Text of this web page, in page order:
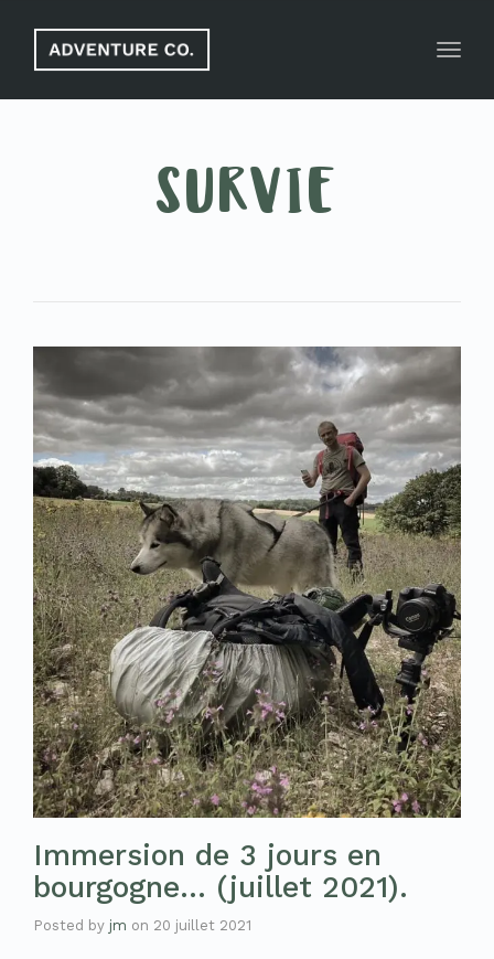
SURVIE
Immersion de 3 jours en
bourgogne… (juillet 2021).
Posted by jm on 20 juillet 2021